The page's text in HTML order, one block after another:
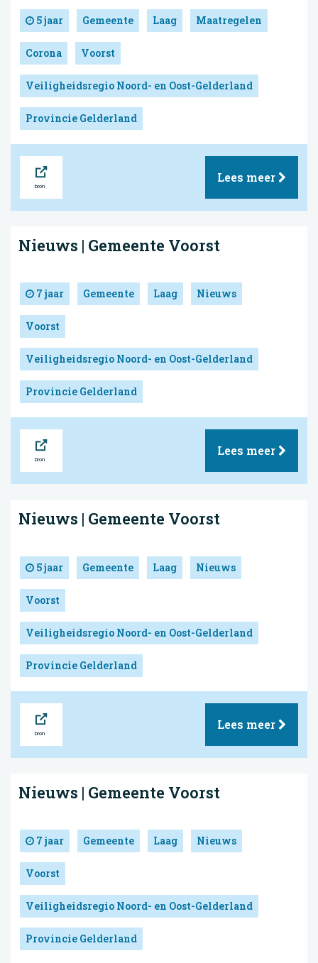
5 jaar Gemeente Laag Maatregelen
Corona Voorst
Veiligheidsregio Noord- en Oost-Gelderland
Provincie Gelderland
Lees meer
Nieuws | Gemeente Voorst
7 jaar Gemeente Laag Nieuws
Voorst
Veiligheidsregio Noord- en Oost-Gelderland
Provincie Gelderland
Lees meer
Nieuws | Gemeente Voorst
5 jaar Gemeente Laag Nieuws
Voorst
Veiligheidsregio Noord- en Oost-Gelderland
Provincie Gelderland
Lees meer
Nieuws | Gemeente Voorst
7 jaar Gemeente Laag Nieuws
Voorst
Veiligheidsregio Noord- en Oost-Gelderland
Provincie Gelderland